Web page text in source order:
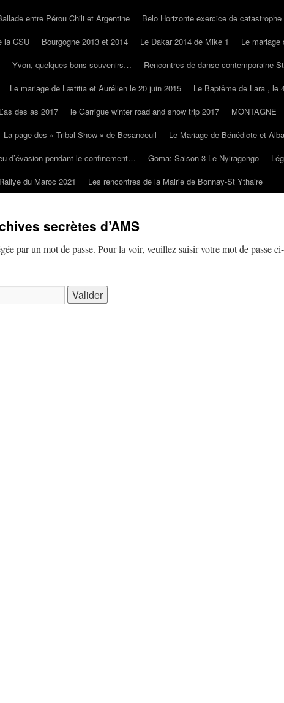
entre Pérou Chili et Argentine
Belo Horizonte exercice de catastrophe
la CSU Bourgogne 2013 et 2014 Le Dakar 2014 de Mike 1
Le mariage
Yvon, quelques bons souvenirs…
Rencontres de danse contemporaine
Le mariage de Lætitia et Aurélien le 20 juin 2015 Le Baptême de Lara , le
L’as des as 2017 le Garrigue winter road and snow trip 2017 MONTAGNE
La page des « Tribal Show » de Besanceuil Le Mariage de Bénédicte et
d’évasion pendant le confinement… Goma: Saison 3 Le Nyiragongo
du Maroc 2021 Les rencontres de la Mairie de Bonnay-St Ythaire
secrètes d’AMS
par un mot de passe. Pour la voir, veuillez saisir votre mot de passe ci-